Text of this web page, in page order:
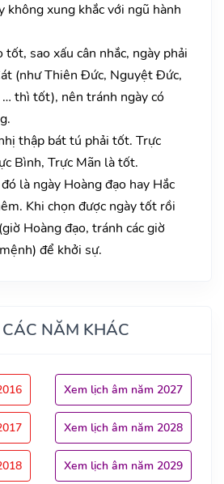
không xung khắc với ngũ hành
tốt, sao xấu cân nhắc, ngày phải
(như Thiên Đức, Nguyệt Đức,
thì tốt), nên tránh ngày có
thập bát tú phải tốt. Trực
Bình, Trực Mãn là tốt.
là ngày Hoàng đạo hay Hắc
Khi chọn được ngày tốt rồi
Hoàng đạo, tránh các giờ
để khởi sự.
NĂM KHÁC
Xem lịch âm năm 2027
Xem lịch âm năm 2028
Xem lịch âm năm 2029